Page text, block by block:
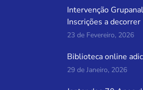
Intervenção
Inscrições a decorrer
23 de Fevereiro, 2026
Biblioteca online
29 de Janeiro, 2026